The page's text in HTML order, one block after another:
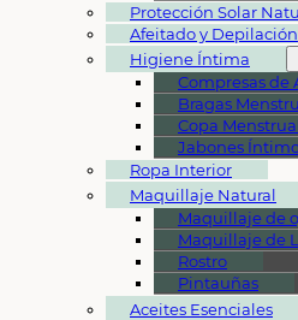
Protección Solar
Afeitado y Depilación
Higiene Íntima
Compresas de
Bragas
Copa
Jabones
Ropa Interior
Maquillaje Natural
Maquillaje de
Maquillaje de
Rostro
Pintauñas
Aceites Esenciales